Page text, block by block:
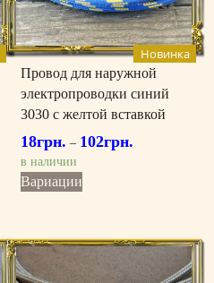
выбрать
на
странице
товара.
Новинка
Провод для наружной
электропроводки синий
3030 c желтой вставкой
18грн. – 102грн.
в наличии
Вариации
несколько
вариаций.
Опции